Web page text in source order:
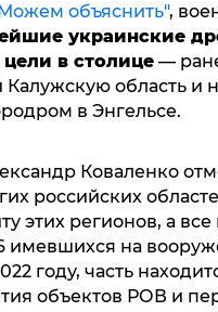
объяснить",
украинские
в столице—
область и
в Энгельсе.
Коваленко
российских
этих регионов, а
имевшихся на
году, часть
объектов РОВ и